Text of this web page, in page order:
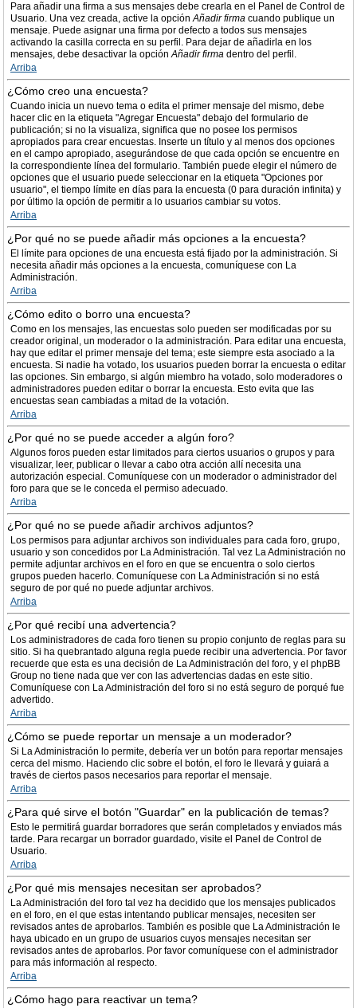
Para añadir una firma a sus mensajes debe crearla en el Panel de Control de
Usuario. Una vez creada, active la opciónAñadir firma cuando publique un
mensaje. Puede asignar una firma por defecto a todos sus mensajes
activando la casilla correcta en su perfil. Para dejar de añadirla en los
mensajes, debe desactivar la opciónAñadir firma dentro del perfil.
Arriba
¿Cómo creo una encuesta?
Cuando inicia un nuevo tema o edita el primer mensaje del mismo, debe
hacer clic en la etiqueta "Agregar Encuesta" debajo del formulario de
publicación; si no la visualiza, significa que no posee los permisos
apropiados para crear encuestas. Inserte un título y al menos dos opciones
en el campo apropiado, asegurándose de que cada opción se encuentre en
la correspondiente línea del formulario. También puede elegir el número de
opciones que el usuario puede seleccionar en la etiqueta "Opciones por
usuario", el tiempo límite en días para la encuesta (0 para duración infinita) y
por último la opción de permitir a lo usuarios cambiar su votos.
Arriba
¿Por qué no se puede añadir más opciones a la encuesta?
El límite para opciones de una encuesta está fijado por la administración. Si
necesita añadir más opciones a la encuesta, comuníquese con La
Administración.
Arriba
¿Cómo edito o borro una encuesta?
Como en los mensajes, las encuestas solo pueden ser modificadas por su
creador original, un moderador o la administración. Para editar una encuesta,
hay que editar el primer mensaje del tema; este siempre esta asociado a la
encuesta. Si nadie ha votado, los usuarios pueden borrar la encuesta o editar
las opciones. Sin embargo, si algún miembro ha votado, solo moderadores o
administradores pueden editar o borrar la encuesta. Esto evita que las
encuestas sean cambiadas a mitad de la votación.
Arriba
¿Por qué no se puede acceder a algún foro?
Algunos foros pueden estar limitados para ciertos usuarios o grupos y para
visualizar, leer, publicar o llevar a cabo otra acción allí necesita una
autorización especial. Comuníquese con un moderador o administrador del
foro para que se le conceda el permiso adecuado.
Arriba
¿Por qué no se puede añadir archivos adjuntos?
Los permisos para adjuntar archivos son individuales para cada foro, grupo,
usuario y son concedidos por La Administración. Tal vez La Administración no
permite adjuntar archivos en el foro en que se encuentra o solo ciertos
grupos pueden hacerlo. Comuníquese con La Administración si no está
seguro de por qué no puede adjuntar archivos.
Arriba
¿Por qué recibí una advertencia?
Los administradores de cada foro tienen su propio conjunto de reglas para su
sitio. Si ha quebrantado alguna regla puede recibir una advertencia. Por favor
recuerde que esta es una decisión de La Administración del foro, y el phpBB
Group no tiene nada que ver con las advertencias dadas en este sitio.
Comuníquese con La Administración del foro si no está seguro de porqué fue
advertido.
Arriba
¿Cómo se puede reportar un mensaje a un moderador?
Si La Administración lo permite, debería ver un botón para reportar mensajes
cerca del mismo. Haciendo clic sobre el botón, el foro le llevará y guiará a
través de ciertos pasos necesarios para reportar el mensaje.
Arriba
¿Para qué sirve el botón "Guardar" en la publicación de temas?
Esto le permitirá guardar borradores que serán completados y enviados más
tarde. Para recargar un borrador guardado, visite el Panel de Control de
Usuario.
Arriba
¿Por qué mis mensajes necesitan ser aprobados?
La Administración del foro tal vez ha decidido que los mensajes publicados
en el foro, en el que estas intentando publicar mensajes, necesiten ser
revisados antes de aprobarlos. También es posible que La Administración le
haya ubicado en un grupo de usuarios cuyos mensajes necesitan ser
revisados antes de aprobarlos. Por favor comuníquese con el administrador
para más información al respecto.
Arriba
¿Cómo hago para reactivar un tema?